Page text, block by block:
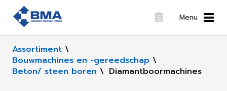
Menu
Assortiment \
Bouwmachines en -gereedschap \
Beton/ steen boren \ Diamantboormachines